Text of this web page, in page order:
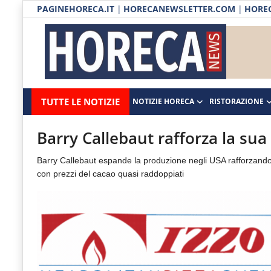
PAGINEHORECA.IT | HORECANEWSLETTER.COM |
Horecanews.it
-
Notizie
Horeca
Il
portale
Horeca
e
del
TUTTE LE NOTIZIE NOTIZIE HORECA RISTORAZIONE
Notizie HORECA
Ristorazione
Ospitalità
Distribuzione
Eventi
RUBRICHE
Barry Callebaut rafforza la
Barry Callebaut espande la produzione negli USA
con prezzi del cacao quasi raddoppiati